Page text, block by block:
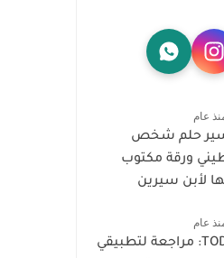
عام
حلم شخص
ورقة مكتوب
لأبن سيرين
عام
⚽ TOD: مراجعة لتطبيقي